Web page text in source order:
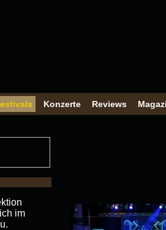
Konzerte Reviews
im